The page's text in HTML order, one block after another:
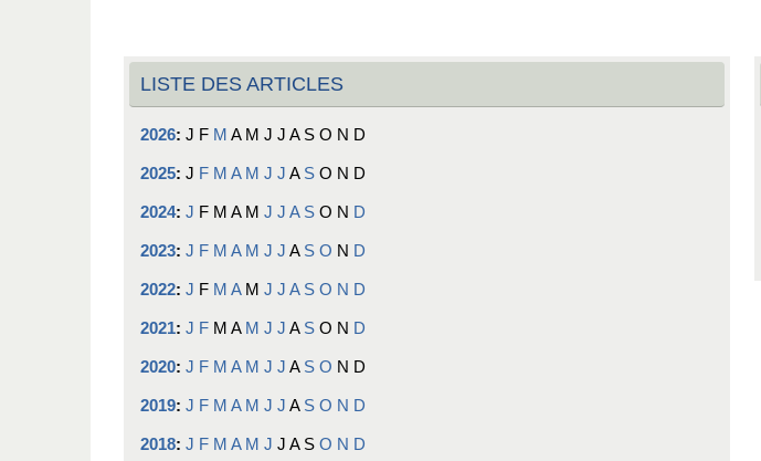
LISTE DES ARTICLES
2026: J F M A M J J A S O N D
2025: J F M A M J J A S O N D
2024: J F M A M J J A S O N D
2023: J F M A M J J A S O N D
2022: J F M A M J J A S O N D
2021: J F M A M J J A S O N D
2020: J F M A M J J A S O N D
2019: J F M A M J J A S O N D
2018: J F M A M J J A S O N D